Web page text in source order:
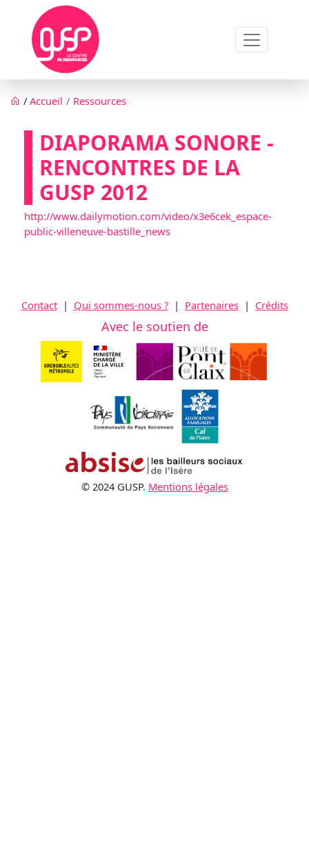
Aller au contenu principal
Fil d'Ariane
/Accueil Ressources
DIAPORAMA SONORE -
RENCONTRES DE LA
GUSP 2012
http://www.dailymotion.com/video/x3e6cek_espace-
public-villeneuve-bastille_news
Contact| Qui sommes-nous ?| Partenaires| Crédits
Avec le soutien de
© 2024 GUSP. Mentions légales